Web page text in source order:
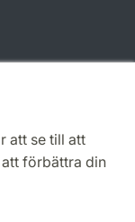
att se till att
förbättra din